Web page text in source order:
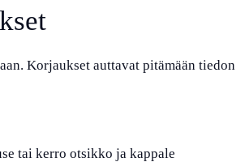
Korjaukset auttavat pitämään tiedon
tai kerro otsikko ja kappale